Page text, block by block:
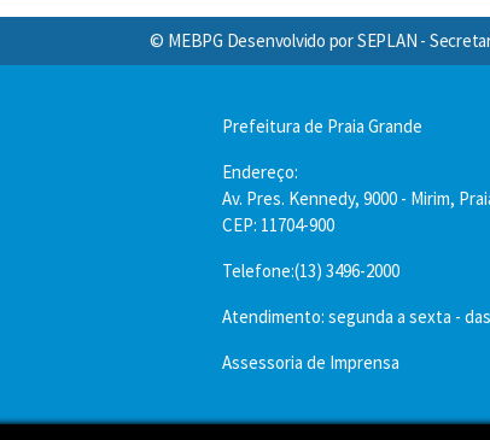
© MEBPG Desenvolvido por SEPLAN -
Prefeitura de Praia Grande
Endereço:
Av. Pres. Kennedy, 9000 - Mirim,
CEP: 11704-900
Telefone:(13) 3496-2000
Atendimento: segunda a sexta -
Assessoria de Imprensa